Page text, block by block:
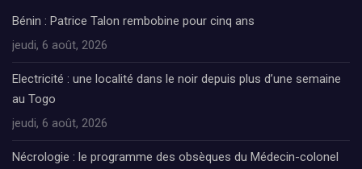
Bénin : Patrice Talon rembobine pour cinq ans
jeudi, 6 août, 2026
Electricité : une localité dans le noir depuis plus d’une semaine
au Togo
jeudi, 6 août, 2026
Nécrologie : le programme des obsèques du Médecin-colonel